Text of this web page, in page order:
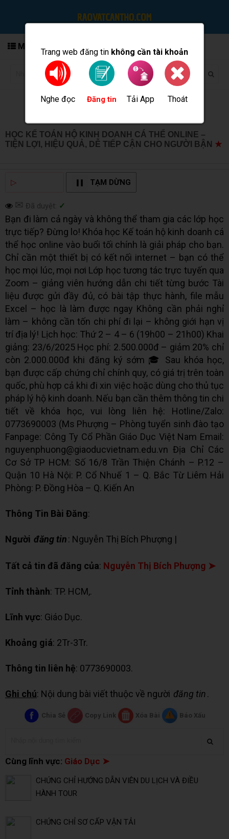
Trang web đăng tin không cần tài khoản
Nghe đọc Đăng tin Tải App Thoát
MENU
HỌC KẾ TOÁN HỘ KINH DOANH CÁ THỂ ONLINE –
TIỆN LỢI, HIỆU QUẢ, DỄ TIẾP CẬN CHO NGƯỜI BẬN ★
▷ TẠM DỪNG
✉ Đã duyệt: ✓
Bạn đi làm cả ngày và không thể tham gia các lớp học
trực tiếp? Đừng lo! Khóa học Kế toán hộ kinh doanh cá
thể học online vào buổi tối chính là giải pháp cho bạn.
Chỉ cần một thiết bị có kết nối internet – bạn có thể
học mọi lúc, mọi nơi Lớp học tương tác trực tuyến qua
Zoom – giảng viên hướng dẫn chi tiết từng bước Tài
liệu được gửi đầy đủ, có bài tập thực hành, file mẫu
Excel – học là làm được ngay Không cần phải nghỉ
làm – không cần tốn chi phí đi lại – không giới hạn vị
trí địa lý! Lịch học: Thứ 2 – 4 – 6 (19h00 – 21h00) Khai
giảng: 23/6/2025 Học phí: 2.500.000đ – giảm 20% chỉ
còn 2.000.000đ khi đăng ký sớm 🎓 Sau khóa học,
bạn được cấp chứng chỉ chính quy, có giá trị trên toàn
quốc, phù hợp cả khi đi xin việc hoặc dùng cho thủ tục
pháp lý hộ kinh doanh. Nếu bạn cần thêm thông tin chi
tiết về khóa học, vui lòng liên hệ: Hotline/Zalo:
0773690003 (Ms Phượng – Phòng tuyển sinh đào tạo
Fanpage: Công Ty Cổ Phần Giáo Dục Việt Nam Email:
nguyenphuong@giaoducvietnam.edu.vn Địa Chỉ Các
Cơ Sở TP HCM: Số 16/8 Trần Thiện Chánh – P.12 –
Quận 10 Hà Nội: P. Cổ Nhuế 1 – Q. Bắc Từ Liêm Hải
Phòng: P. Đồng Hòa – Q. Kiến An
Thông Tin Bài Đăng:
Người đăng tin: Nguyễn Thị Bích Phượng |
Tất cả tin đã đăng của: Nguyễn Thị Bích Phượng ➤
Tỉnh thành: TP. HCM,.
Lĩnh vực: Giáo Dục.
Khoảng giá: 2Tr-3Tr.
Thông tin liên hệ: 0773690003.
Ghi chú: Nội dung bài viết thuộc về người đăng tin.
Chia Sẻ Copy Link Xóa Bài Báo Xấu
Cùng lĩnh vực: Giáo Dục ➤
CHỨNG CHỈ HƯỚNG DẪN VIÊN DU LỊCH VÀ ĐIỀU
HÀNH TOUR
CHỨNG CHỈ SƠ CẤP VẬN TẢI